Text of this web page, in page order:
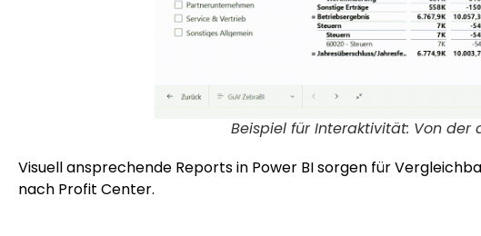
Beispiel für Interaktivität: Von
Visuell ansprechende Reports in Power BI sorgen für
nach Profit Center.